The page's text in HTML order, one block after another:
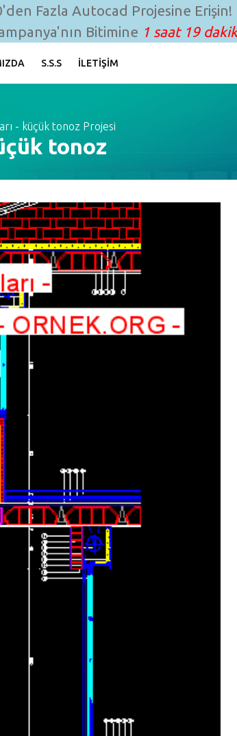
Fazla Autocad Projesine
Bitimine 1 saat 19
S.S.S İLETIŞIM
- küçük tonoz Projesi
tonoz